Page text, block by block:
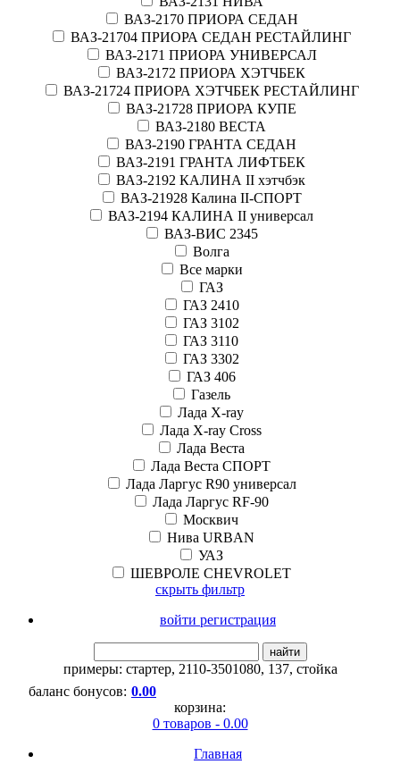
ВАЗ-2170 ПРИОРА СЕДАН
ВАЗ-21704 ПРИОРА СЕДАН РЕСТАЙЛИНГ
ВАЗ-2171 ПРИОРА УНИВЕРСАЛ
ВАЗ-2172 ПРИОРА ХЭТЧБЕК
ВАЗ-21724 ПРИОРА ХЭТЧБЕК РЕСТАЙЛИНГ
ВАЗ-21728 ПРИОРА КУПЕ
ВАЗ-2180 ВЕСТА
ВАЗ-2190 ГРАНТА СЕДАН
ВАЗ-2191 ГРАНТА ЛИФТБЕК
ВАЗ-2192 КАЛИНА II хэтчбэк
ВАЗ-21928 Калина II-СПОРТ
ВАЗ-2194 КАЛИНА II универсал
ВАЗ-ВИС 2345
Волга
Все марки
ГАЗ
ГАЗ 2410
ГАЗ 3102
ГАЗ 3110
ГАЗ 3302
ГАЗ 406
Газель
Лада X-ray
Лада X-ray Cross
Лада Веста
Лада Веста СПОРТ
Лада Ларгус R90 универсал
Лада Ларгус RF-90
Москвич
Нива URBAN
УАЗ
ШЕВРОЛЕ CHEVROLET
скрыть фильтр
войти регистрация
найти
примеры: стартер, 2110-3501080, 137, стойка
баланс бонусов: 0.00
корзина:
0 товаров - 0.00
Главная